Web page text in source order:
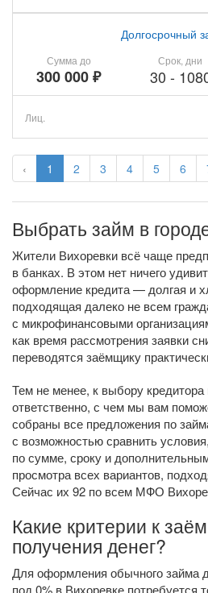
‹ 1 2 3 4 5 6
Сумма до
300 000 ₽
Долгосрочный
Срок, дни
30 -
Лиц.
Выбрать займ в
Жители Вихоревки всё чаще
в банках. В этом нет ничего
оформление кредита — долгая и
подходящая далеко не всем
с микрофинансовыми
как время рассмотрения заявки
переводятся заёмщику
Тем не менее, к выбору
ответственно, с чем мы вам
собраны все предложения по
с возможностью сравнить
по сумме, сроку и
просмотра всех вариантов,
Сейчас их 92 по всем МФО
Какие критерии к
получения денег?
Для оформления обычного займа
под 0% в Вихоревке потребуется